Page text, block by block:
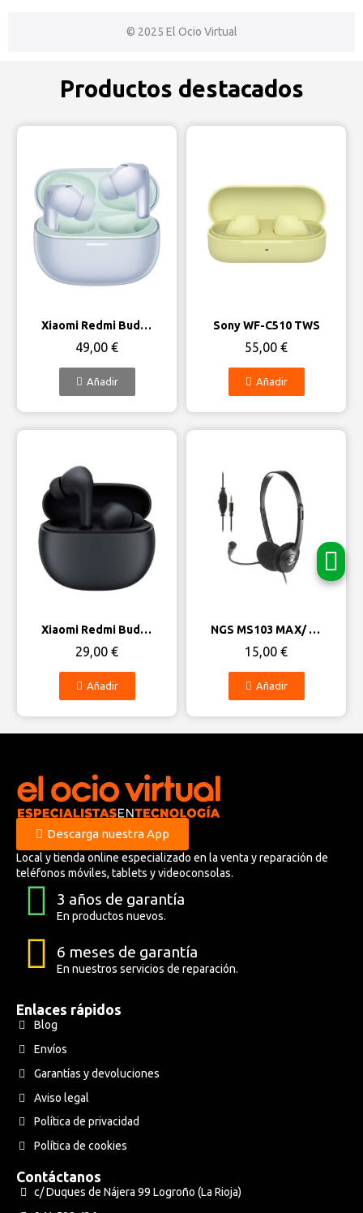
© 2025 El Ocio Virtual
Productos destacados
Vista rápida Xiaomi Redmi Buds 5 Pro con cancelación de ruido
49,00 €
Añadir
Vista rápida
Sony WF-C510 TWS
55,00 €
Añadir
Vista rápida Xiaomi Redmi Buds 4 Lite
29,00 €
Añadir
Vista rápida NGS MS103 MAX/ con Micrófono/ Jack 3.5 Auriculares diadema
15,00 €
Añadir
Descarga nuestra App
Local y tienda online especializado en la venta y reparación de
teléfonos móviles, tablets y videoconsolas.
3 años de garantía
En productos nuevos.
6 meses de garantía
En nuestros servicios de reparación.
Enlaces rápidos
Blog
Envíos
Garantías y devoluciones
Aviso legal
Política de privacidad
Política de cookies
Contáctanos
c/ Duques de Nájera 99 Logroño (La Rioja)